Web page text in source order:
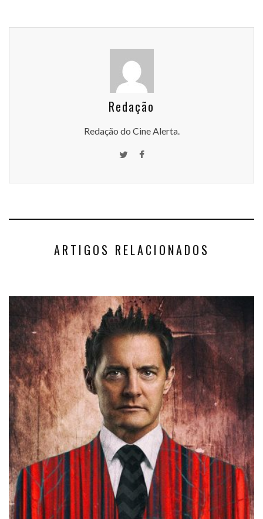
Redação
Redação do Cine Alerta.
ARTIGOS RELACIONADOS